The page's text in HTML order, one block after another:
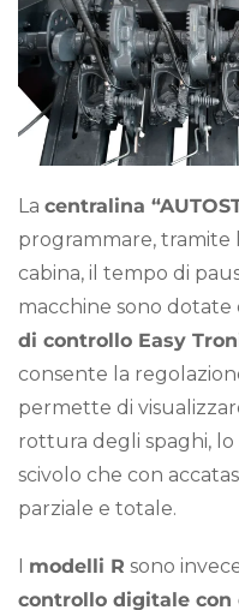
La centralina
programmare, tramite
cabina, il tempo di
macchine sono dotate
di controllo Easy
consente la
permette di
rottura degli spaghi, lo
scivolo che con
parziale e totale.
I modelli R sono
controllo digitale con